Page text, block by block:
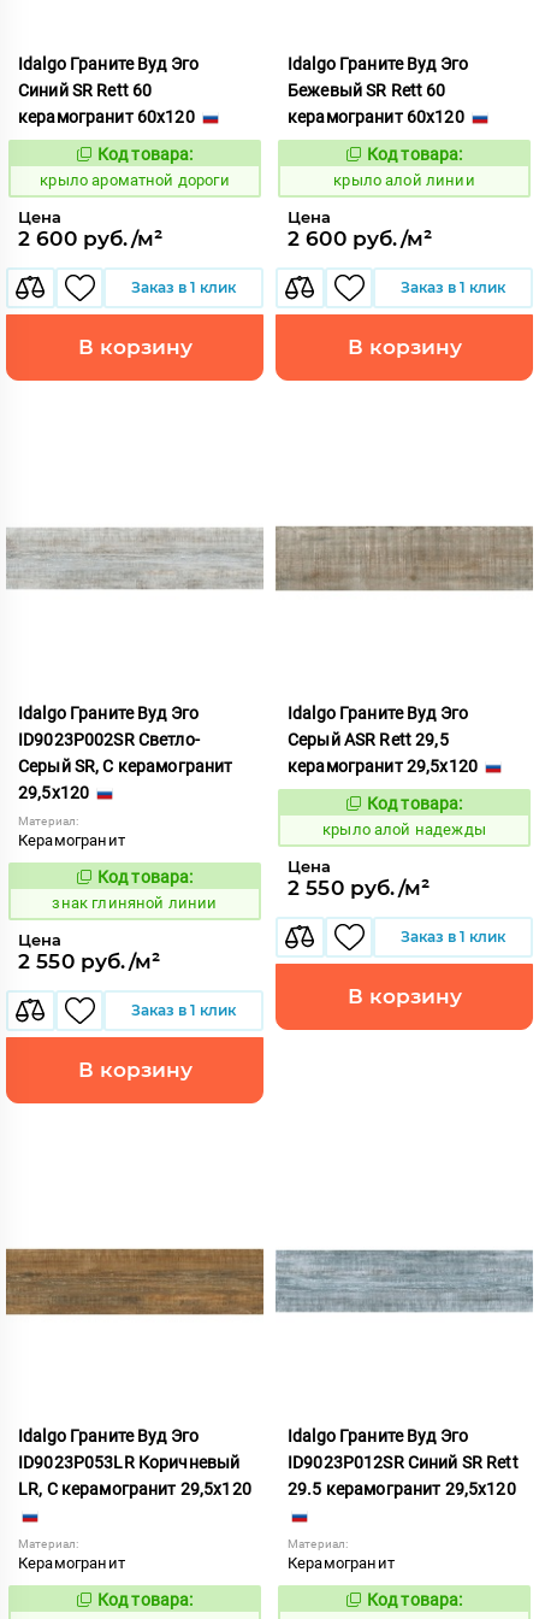
Idalgo Граните Вуд Эго
Синий SR Rett 60
керамогранит 60x120
828397
Код товара:
крыло ароматной дороги
Цена
2 600 руб./м²
Заказ в 1 клик
В корзину
Idalgo Граните Вуд Эго
Бежевый SR Rett 60
керамогранит 60x120
828294
Код товара:
крыло алой линии
Цена
2 600 руб./м²
Заказ в 1 клик
В корзину
Idalgo Граните Вуд Эго
ID9023P002SR Светло-
Серый SR, С керамогранит
29,5x120
Материал:
Керамогранит
486544
Код товара:
знак глиняной линии
Цена
2 550 руб./м²
Заказ в 1 клик
В корзину
Idalgo Граните Вуд Эго
Серый ASR Rett 29,5
керамогранит 29,5x120
828307
Код товара:
крыло алой надежды
Цена
2 550 руб./м²
Заказ в 1 клик
В корзину
Idalgo Граните Вуд Эго
ID9023P053LR Коричневый
LR, С керамогранит 29,5x120
Материал:
Керамогранит
486539
Код товара:
Idalgo Граните Вуд Эго
ID9023P012SR Синий SR Rett
29.5 керамогранит 29,5x120
Материал:
Керамогранит
486623
Код товара: